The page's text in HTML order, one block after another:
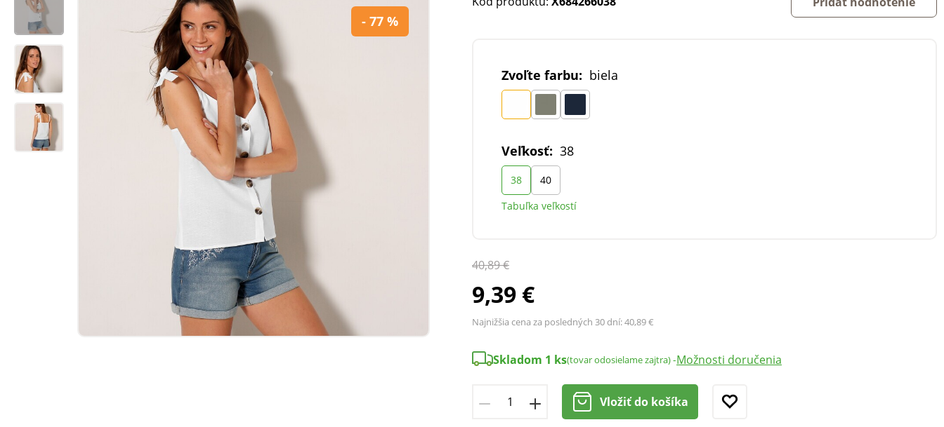
- 77 %
Zvoľte farbu: biela
Veľkosť: 38
38
40
Tabuľka veľkostí
40,89 €
9,39 €
Najnižšia cena za posledných 30 dní:40,89 €
Skladom 1 ks(tovar odosielame zajtra)-Možnosti doručenia
Vložiť do košíka